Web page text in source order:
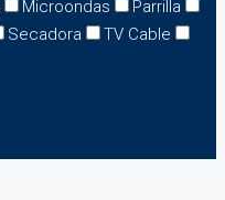
Microondas
Parrilla
Secadora
TV Cable